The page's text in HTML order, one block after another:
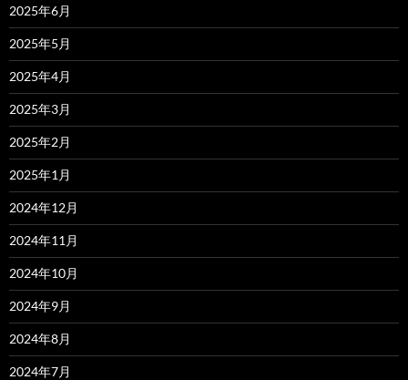
2025年6月
2025年5月
2025年4月
2025年3月
2025年2月
2025年1月
2024年12月
2024年11月
2024年10月
2024年9月
2024年8月
2024年7月